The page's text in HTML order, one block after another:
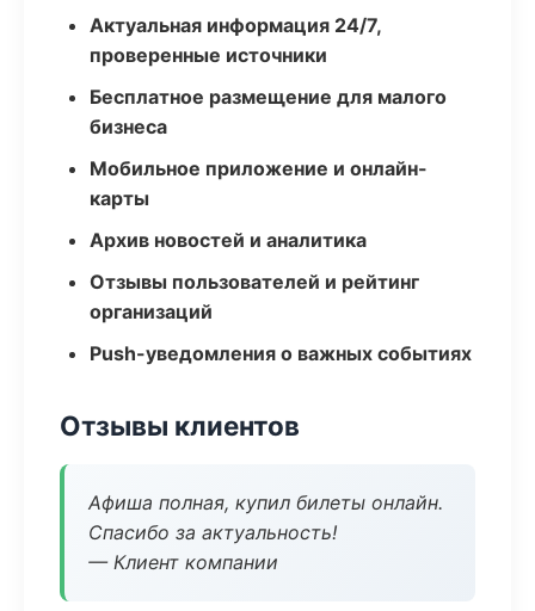
Актуальная информация 24/7,
проверенные источники
Бесплатное размещение для малого
бизнеса
Мобильное приложение и онлайн-
карты
Архив новостей и аналитика
Отзывы пользователей и рейтинг
организаций
Push-уведомления о важных событиях
Отзывы клиентов
Афиша полная, купил билеты онлайн.
Спасибо за актуальность!
— Клиент компании